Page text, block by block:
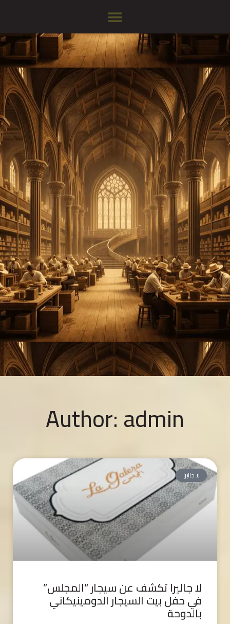
Author:admin
لا جاليرا
لا جاليرا تكشف عن سيجار “المجلس”
في حفل بيت السيجار الدومينيكاني
بالدوحة